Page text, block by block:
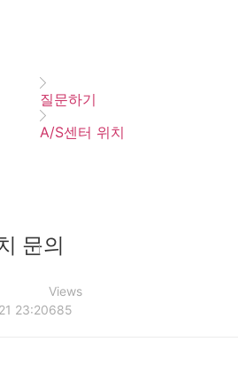
질문하기
A/S센터 위치
문의
23:20
Views
685